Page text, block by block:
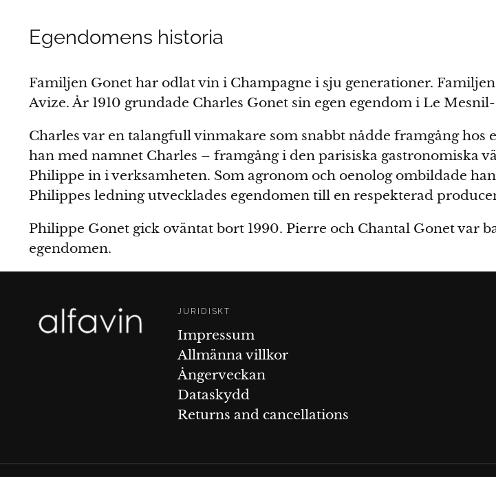
Egendomens historia
Familjen Gonet har odlat vin i Champagne i sju generationer.
Avize. År 1910 grundade Charles Gonet sin egen egendom i Le
Charles var en talangfull vinmakare som snabbt nådde framgång hos
han med namnet Charles – framgång i den parisiska gastronomiska
Philippe in i verksamheten. Som agronom och oenolog ombildade
Philippes ledning utvecklades egendomen till en respekterad
Philippe Gonet gick oväntat bort 1990. Pierre och Chantal Gonet var
egendomen.
JURIDISKT
Impressum
Allmänna villkor
Ångerveckan
Dataskydd
Returns and cancellations